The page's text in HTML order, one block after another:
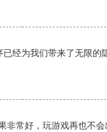
经为我们带来了无限的
非常好，玩游戏再也不